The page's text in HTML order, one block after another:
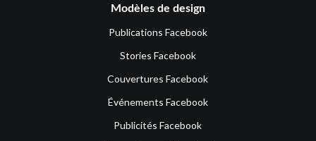
Modèles de design
Publications Facebook
Stories Facebook
Couvertures Facebook
Événements Facebook
Publicités Facebook